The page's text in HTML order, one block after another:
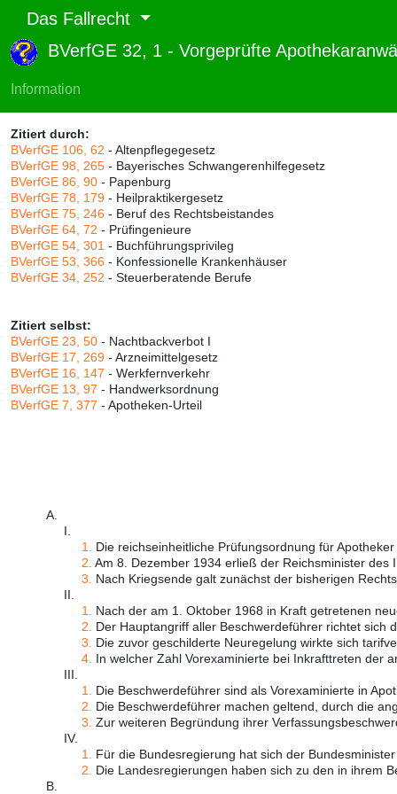
Das Fallrecht
BVerfGE 32, 1 - Vorgeprüfte
Information
Abruf und Rang:
RTF-Version
Zitiert durch:
BVerfGE 106, 62 - Altenpflegegesetz
BVerfGE 98, 265 - Bayerisches Schwangerenhilfegesetz
BVerfGE 86, 90 - Papenburg
BVerfGE 78, 179 - Heilpraktikergesetz
BVerfGE 75, 246 - Beruf des Rechtsbeistandes
BVerfGE 64, 72 - Prüfingenieure
BVerfGE 54, 301 - Buchführungsprivileg
BVerfGE 53, 366 - Konfessionelle Krankenhäuser
BVerfGE 34, 252 - Steuerberatende Berufe
Zitiert selbst:
BVerfGE 23, 50 - Nachtbackverbot I
BVerfGE 17, 269 - Arzneimittelgesetz
BVerfGE 16, 147 - Werkfernverkehr
BVerfGE 13, 97 - Handwerksordnung
BVerfGE 7, 377 - Apotheken-Urteil
A.
I.
1.
Die reichseinheitliche Prüfungsordnung für Apotheker
2. Am 8. Dezember 1934 erließ der Reichsminister des
3.
Nach Kriegsende galt zunächst der bisherigen
II.
1.
Nach der am 1. Oktober 1968 in Kraft getretenen
2.
Der Hauptangriff aller Beschwerdeführer richtet sich
3.
Die zuvor geschilderte Neuregelung wirkte sich
4. In welcher Zahl Vorexaminierte bei Inkrafttreten der
III.
1.
Die Beschwerdeführer sind als Vorexaminierte in
2.
Die Beschwerdeführer machen geltend, durch die
3. Zur weiteren Begründung ihrer
IV.
1.
Für die Bundesregierung hat sich der
2.
Die Landesregierungen haben sich zu den in ihrem
B.